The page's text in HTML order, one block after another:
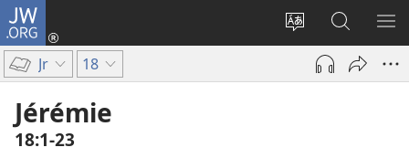
JW.ORG
Changer
langue
Se
connecter
sur
JW.ORG
Jr 18
Jérémie
18​:​1-23